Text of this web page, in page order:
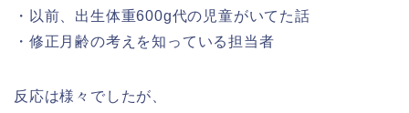
・以前、出生体重600g代の児童がいてた話
・修正月齢の考えを知っている担当者
反応は様々でしたが、